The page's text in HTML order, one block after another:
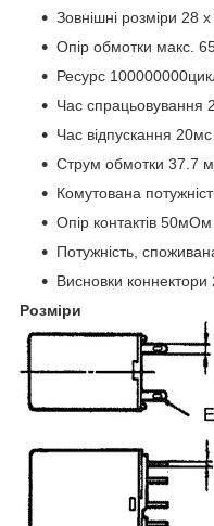
Зовнішні розміри 28
Опір обмотки макс.
Ресурс
Час спрацьовування
Час відпускання 20мс
Струм обмотки 37.7
Комутована
Опір контактів 50мОм
Потужність,
Висновки
Розміри